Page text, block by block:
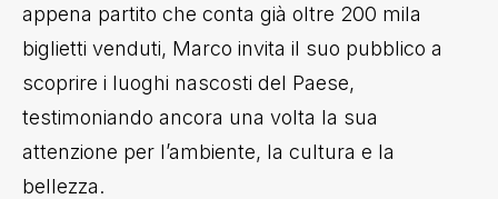
appena partito che conta già oltre 200 mila
biglietti venduti, Marco invita il suo pubblico a
scoprire i luoghi nascosti del Paese,
testimoniando ancora una volta la sua
attenzione per l’ambiente, la cultura e la
bellezza.